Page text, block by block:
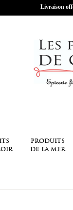
Livraison
PRODUITS
DE LA MER